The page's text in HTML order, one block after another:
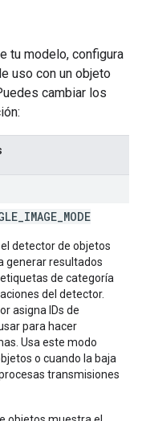
tu modelo, configura
uso con un objeto
cambiar los
IMAGE MODE
detector de objetos
generar resultados
de categoría
del detector.
asigna IDs de
para hacer
Usa este modo
o cuando la baja
transmisiones